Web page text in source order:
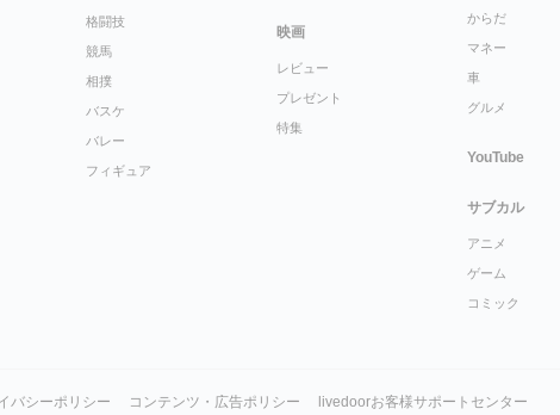
格闘技
競馬
相撲
バスケ
バレー
フィギュア
映画
レビュー
プレゼント
特集
からだ
マネー
車
グルメ
YouTube
サブカル
アニメ
ゲーム
コミック
バシーポリシー コンテンツ・広告ポリシー livedoorお客様サポートセンター